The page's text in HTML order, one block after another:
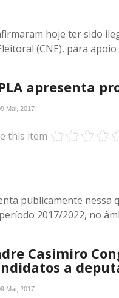
hoje ter sido
(CNE), para
apresenta
Mai, 2017
this item
publicamente nessa
2017/2022, no
Casimiro
a
Mai, 2017